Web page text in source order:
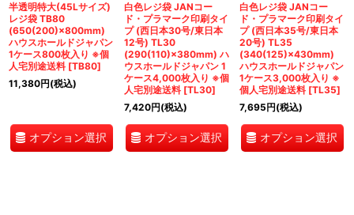
半透明特大(45Lサイズ)
レジ袋 TB80
(650(200)×800mm)
ハウスホールドジャパン
1ケース800枚入り ※個
人宅別途送料 [TB80]
11,380円(税込)
オプション選択
白色レジ袋 JANコー
ド・プラマーク印刷タイ
プ (西日本30号/東日本
12号) TL30
(290(110)×380mm) ハ
ウスホールドジャパン 1
ケース4,000枚入り ※個
人宅別途送料 [TL30]
7,420円(税込)
オプション選択
白色レジ袋 JANコー
ド・プラマーク印刷タイ
プ (西日本35号/東日本
20号) TL35
(340(125)×430mm)
ハウスホールドジャパン
1ケース3,000枚入り ※
個人宅別途送料 [TL35]
7,695円(税込)
オプション選択